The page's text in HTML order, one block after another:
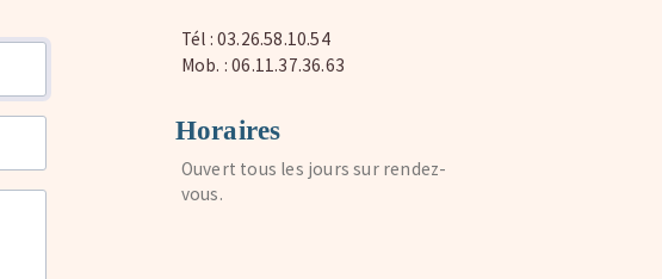
Tél : 03.26.58.10.54
Mob. : 06.11.37.36.63
Horaires
Ouvert tous les jours sur rendez-
vous.